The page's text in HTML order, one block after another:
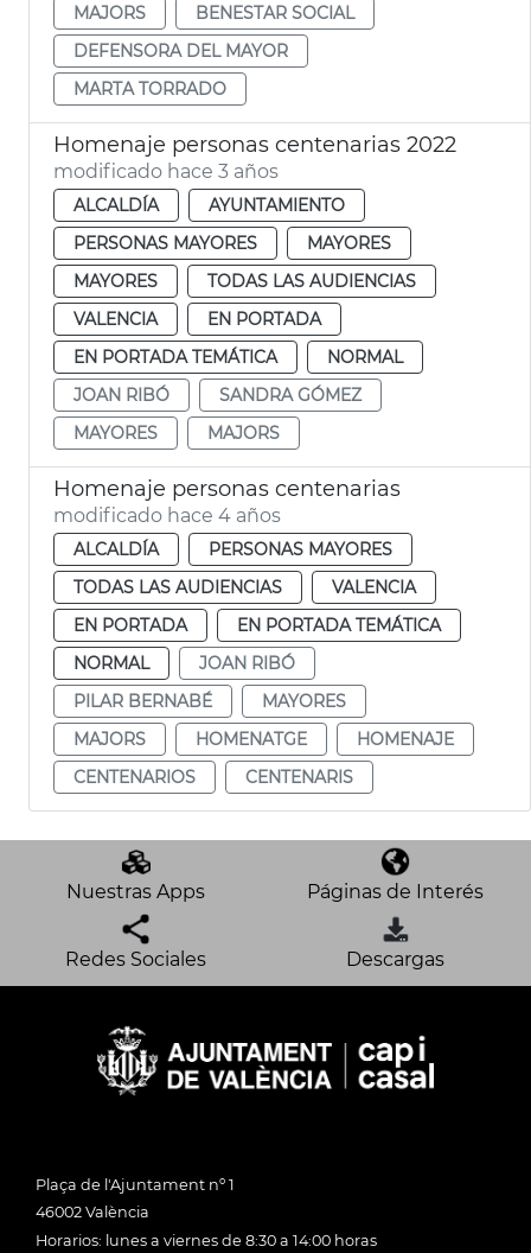
MAJORS
BENESTAR SOCIAL
DEFENSORA DEL MAYOR
MARTA TORRADO
Homenaje personas centenarias 2022
modificado hace 3 años
ALCALDÍA
AYUNTAMIENTO
PERSONAS MAYORES
MAYORES
MAYORES
TODAS LAS AUDIENCIAS
VALENCIA
EN PORTADA
EN PORTADA TEMÁTICA
NORMAL
JOAN RIBÓ
SANDRA GÓMEZ
MAYORES
MAJORS
Homenaje personas centenarias
modificado hace 4 años
ALCALDÍA
PERSONAS MAYORES
TODAS LAS AUDIENCIAS
VALENCIA
EN PORTADA
EN PORTADA TEMÁTICA
NORMAL
JOAN RIBÓ
PILAR BERNABÉ
MAYORES
MAJORS
HOMENATGE
HOMENAJE
CENTENARIOS
CENTENARIS
Nuestras Apps Páginas de Interés
Redes Sociales Descargas
Plaça de l'Ajuntament nº 1
46002 València
Horarios: lunes a viernes de 8:30 a 14:00 horas